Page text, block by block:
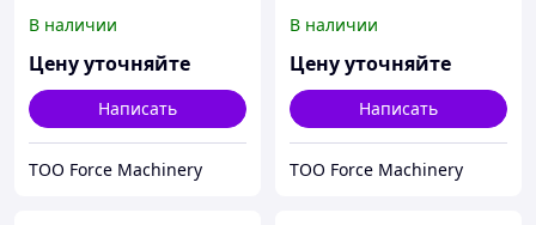
В наличии
Цену уточняйте
Написать
ТОО Force Machinery
В наличии
Цену уточняйте
Написать
ТОО Force Machinery